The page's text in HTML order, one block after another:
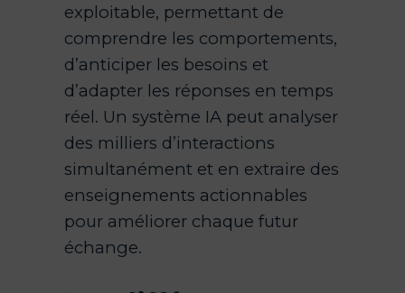
exploitable, permettant de
comprendre les comportements,
d’anticiper les besoins et
d’adapter les réponses en temps
réel. Un système IA peut analyser
des milliers d’interactions
simultanément et en extraire des
enseignements actionnables
pour améliorer chaque futur
échange.